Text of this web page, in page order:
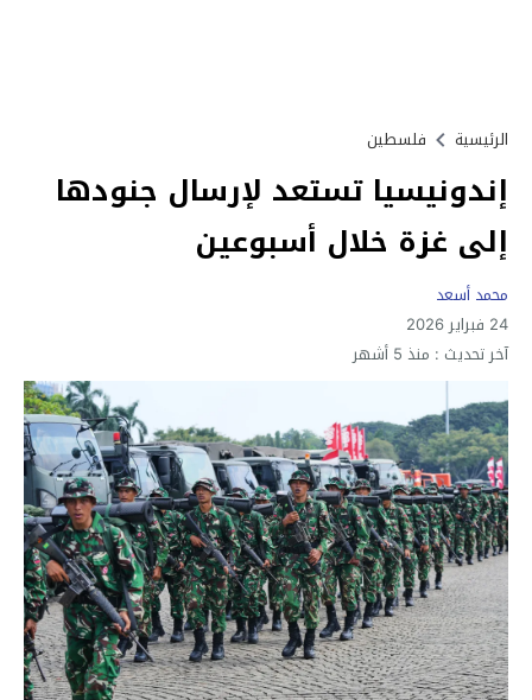
الرئيسية فلسطين
إندونيسيا تستعد لإرسال جنودها
إلى غزة خلال أسبوعين
محمد أسعد
24 فبراير 2026
آخر تحديث : منذ 5 أشهر